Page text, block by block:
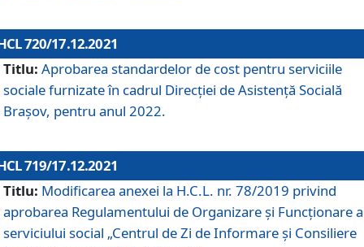
720/17.12.2021
Titlu: Aprobarea standardelor de cost pentru serviciile
sociale furnizate în cadrul Direcției de Asistență Socială
Brașov, pentru anul 2022.
719/17.12.2021
Titlu: Modificarea anexei la H.C.L. nr. 78/2019 privind
aprobarea Regulamentului de Organizare și Funcționare
serviciului social „Centrul de Zi de Informare şi Consiliere